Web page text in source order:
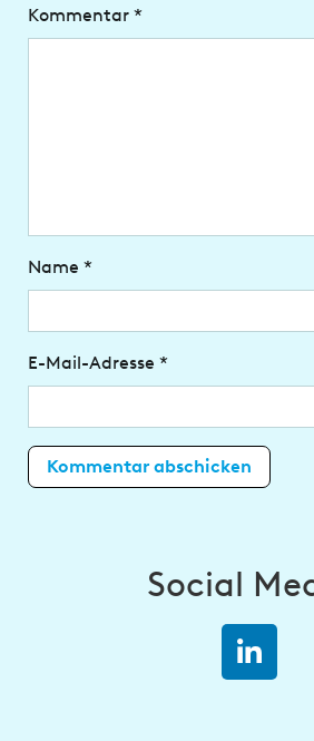
Kommentar *
Name *
E-Mail-Adresse *
Social